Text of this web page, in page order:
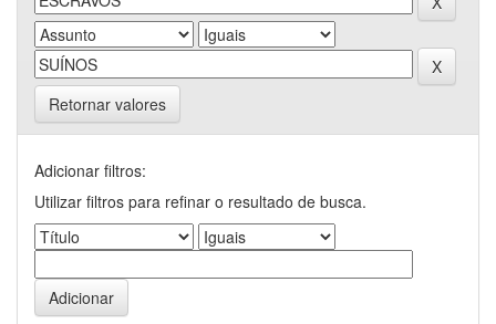
Retornar valores
Adicionar filtros:
Utilizar filtros para refinar o resultado de busca.